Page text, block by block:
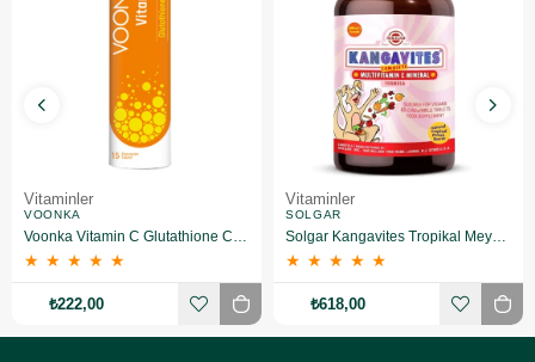
Vitaminler
VOONKA
★ ★ ★ ★ ★
₺222,00
Vitaminler
SOLGAR
★ ★ ★ ★ ★
₺618,00